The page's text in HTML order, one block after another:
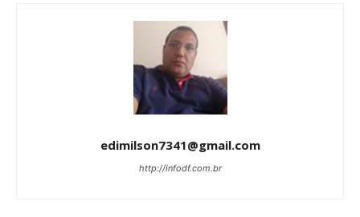
edimilson7341@gmail.com
http://infodf.com.br